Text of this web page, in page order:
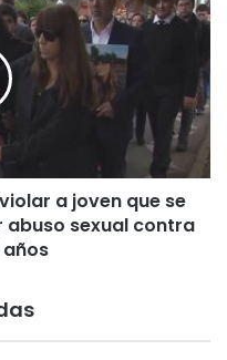
a joven que se
abuso sexual contra
años